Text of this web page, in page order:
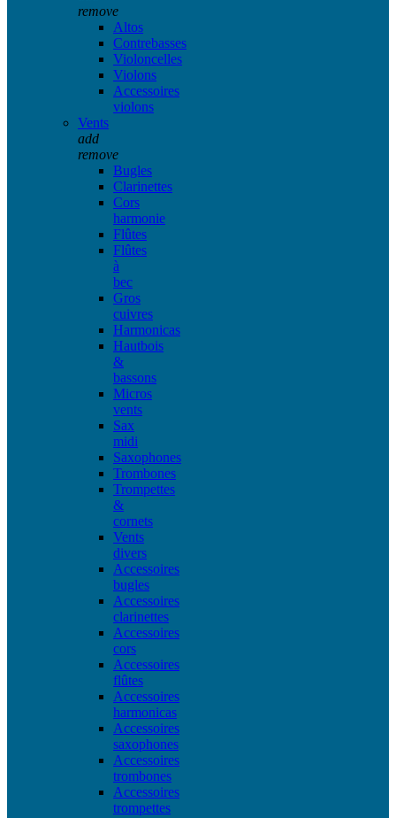
remove
Altos
Contrebasses
Violoncelles
Violons
Accessoires
violons
Vents
add
remove
Bugles
Clarinettes
Cors
harmonie
Flûtes
Flûtes
à
bec
Gros
cuivres
Harmonicas
Hautbois
&
bassons
Micros
vents
Sax
midi
Saxophones
Trombones
Trompettes
&
cornets
Vents
divers
Accessoires
bugles
Accessoires
clarinettes
Accessoires
cors
Accessoires
flûtes
Accessoires
harmonicas
Accessoires
saxophones
Accessoires
trombones
Accessoires
trompettes